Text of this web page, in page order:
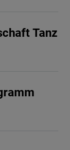
Tanz